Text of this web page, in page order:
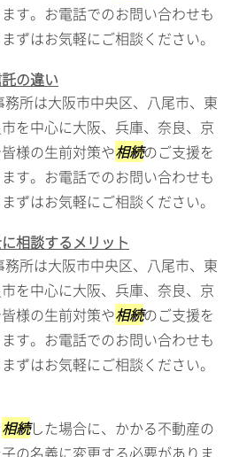
す。お電話でのお問い合わせも
ずはお気軽にご相談ください。
の違い
所は大阪市中央区、八尾市、東
を中心に大阪、兵庫、奈良、京
様の生前対策や相続のご支援を
す。お電話でのお問い合わせも
ずはお気軽にご相談ください。
相談するメリット
所は大阪市中央区、八尾市、東
を中心に大阪、兵庫、奈良、京
様の生前対策や相続のご支援を
す。お電話でのお問い合わせも
ずはお気軽にご相談ください。
相続した場合に、かかる不動産の
の名義に変更する必要がありま